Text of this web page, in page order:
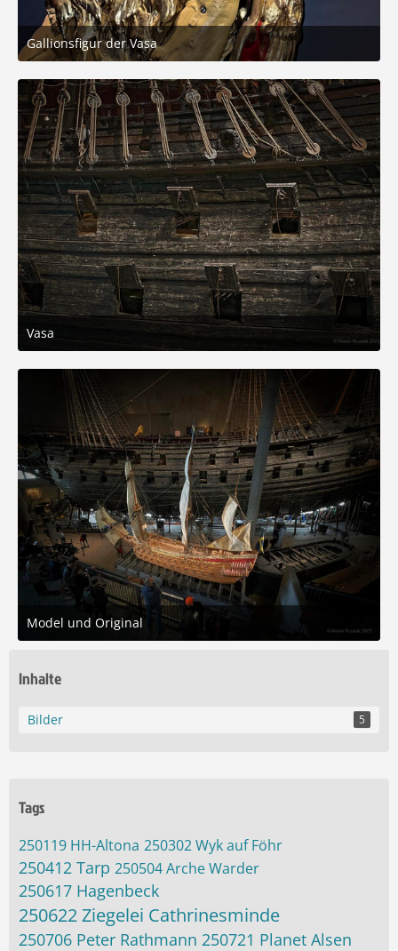
Gallionsfigur der Vasa
26. Mai 2025 um 20:28
8
Vasa
26. Mai 2025 um 20:27
5
Model und Original
26. Mai 2025 um 20:24
Inhalte
Bilder 5
Tags
250119 HH-Altona 250302 Wyk auf Föhr
250412 Tarp 250504 Arche Warder
250617 Hagenbeck
250622 Ziegelei Cathrinesminde
250706 Peter Rathmann 250721 Planet Alsen